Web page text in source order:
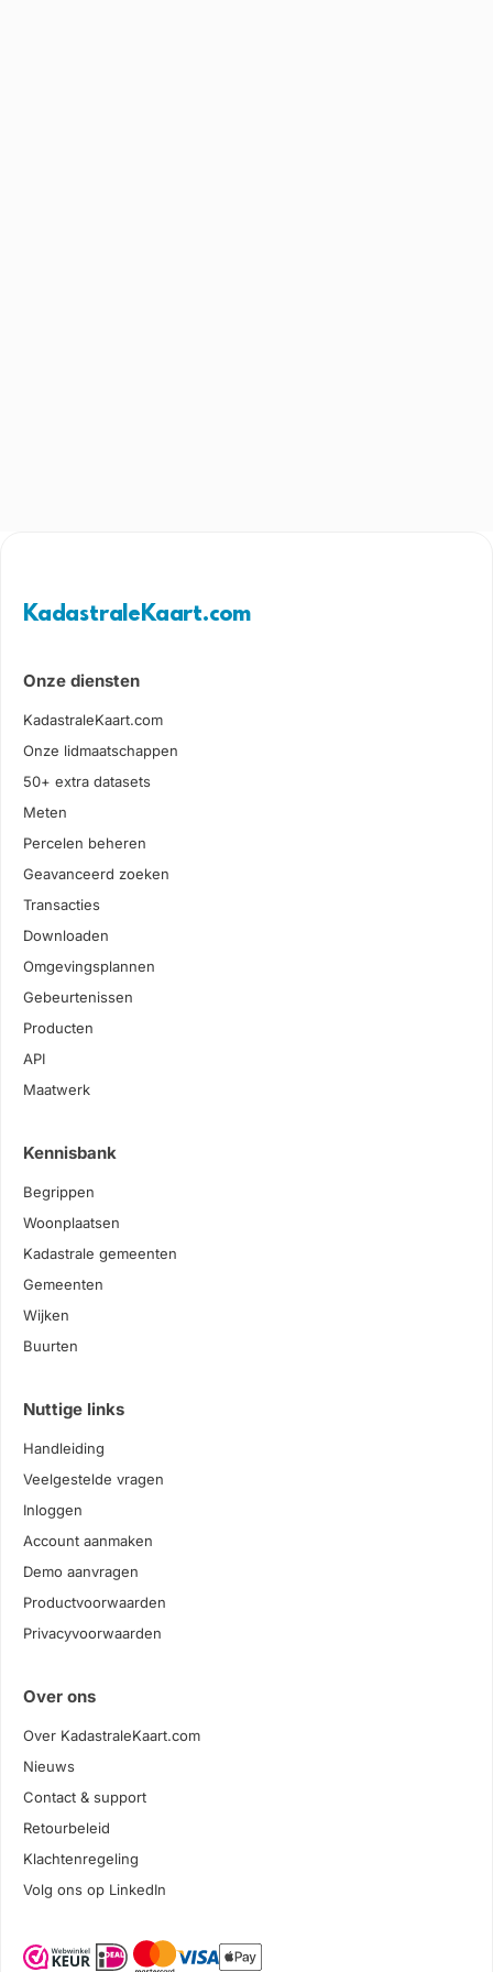
KadastraleKaart.com
Onze diensten
KadastraleKaart.com
Onze lidmaatschappen
50+ extra datasets
Meten
Percelen beheren
Geavanceerd zoeken
Transacties
Downloaden
Omgevingsplannen
Gebeurtenissen
Producten
API
Maatwerk
Kennisbank
Begrippen
Woonplaatsen
Kadastrale gemeenten
Gemeenten
Wijken
Buurten
Nuttige links
Handleiding
Veelgestelde vragen
Inloggen
Account aanmaken
Demo aanvragen
Productvoorwaarden
Privacyvoorwaarden
Over ons
Over KadastraleKaart.com
Nieuws
Contact & support
Retourbeleid
Klachtenregeling
Volg ons op LinkedIn